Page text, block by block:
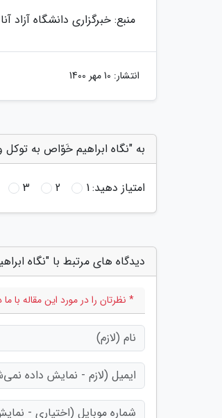
منبع: خبرگزاری دانشگاه آزاد آنا
انتشار: 10 مهر 1400
به "نگاه ابراهیم خَوّاص به توکل
امتیاز دهید:1
2
3
دیدگاه های مرتبط با "نگاه
* نظرتان را در مورد این مقاله با ما